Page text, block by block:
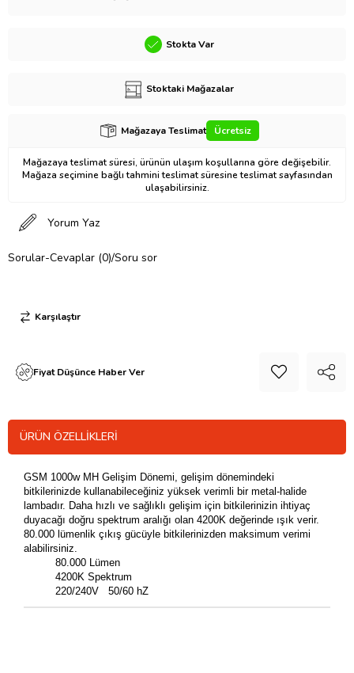
Stokta Var
Stoktaki Mağazalar
Mağazaya Teslimat Ücretsiz
Mağazaya teslimat süresi, ürünün ulaşım koşullarına göre değişebilir.
Mağaza seçimine bağlı tahmini teslimat süresine teslimat sayfasından
ulaşabilirsiniz.
Yorum Yaz
Sorular-Cevaplar (0)/Soru sor
Karşılaştır
Fiyat Düşünce Haber Ver
ÜRÜN ÖZELLIKLERI
GSM 1000w MH Gelişim Dönemi, gelişim dönemindeki
bitkilerinizde kullanabileceğiniz yüksek verimli bir metal-halide
lambadır. Daha hızlı ve sağlıklı gelişim için bitkilerinizin ihtiyaç
duyacağı doğru spektrum aralığı olan 4200K değerinde ışık verir.
80.000 lümenlik çıkış gücüyle bitkilerinizden maksimum verimi
alabilirsiniz.
80.000 Lümen
4200K Spektrum
220/240V 50/60 hZ